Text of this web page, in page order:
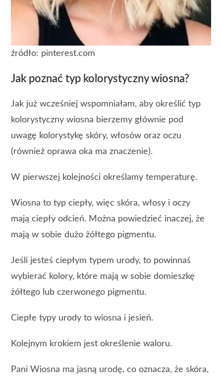
źródło: pinterest.com
Jak poznać typ kolorystyczny wiosna?
Jak już wcześniej wspomniałam, aby określić typ
kolorystyczny wiosna bierzemy głównie pod
uwagę kolorystykę skóry, włosów oraz oczu
(również oprawa oka ma znaczenie).
W pierwszej kolejności określamy temperaturę.
Wiosna to typ ciepły, więc skóra, włosy i oczy
mają ciepły odcień. Można powiedzieć inaczej, że
mają w sobie dużo żółtego pigmentu.
Jeśli jesteś ciepłym typem urody, to powinnaś
wybierać kolory, które mają w sobie domieszkę
żółtego lub czerwonego pigmentu.
Ciepłe typy urody to wiosna i jesień.
Kolejnym krokiem jest określenie waloru.
Pani Wiosna ma jasną urodę, co oznacza, że skóra,